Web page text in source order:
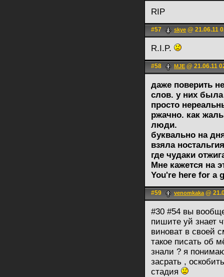
RIP
#57 skye @ 21.06.11
R.I.P.
#58 MJE @ 21.06.11
даже поверить
слов. у них
просто
ржачно. как
люди.
буквально на
взяла
где чудаки
Мне кажется на
You're here for a
#59 venomkaka@
#30 #54 вы
пишите уй знает
виноват в своей
такое писать об
знали ? я
засрать ,
стадия